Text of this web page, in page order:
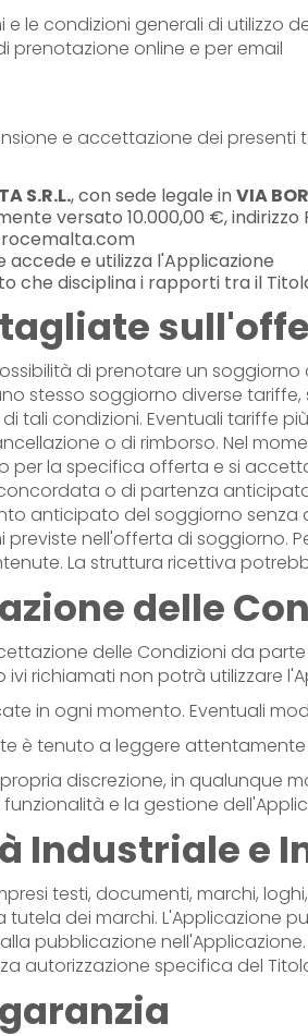
le condizioni generali di
online e per email
e accettazione dei presenti
S.R.L., con sede legale inVIA
versato 10.000,00 €, indirizzo
e utilizza l'Applicazione
che disciplina i rapporti tra il
di prenotare un
stesso soggiorno diverse
tali condizioni. Eventuali tariffe
o di rimborso. Nel
per la specifica offerta e si
o di partenza
anticipato del soggiorno
nell'offerta di soggiorno.
La struttura ricettiva
delle
delle Condizioni da
richiamati non potrà utilizzare
in ogni momento. Eventuali
è tenuto a leggere
propria discrezione, in
e la gestione
Industriale e
testi, documenti, marchi,
dei marchi. L'Applicazione
pubblicazione
autorizzazione specifica del